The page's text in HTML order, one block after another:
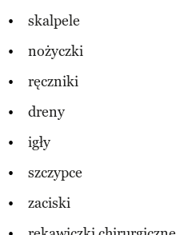
skalpele
nożyczki
ręczniki
dreny
igły
szczypce
zaciski